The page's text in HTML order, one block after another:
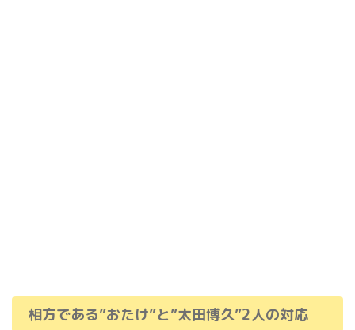
相方である”おたけ”と”太田博久”2人の対応